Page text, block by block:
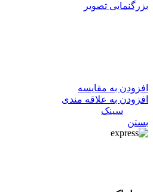
بزرگنمایی تصویر
افزودن به مقایسه
افزودن به علاقه مندی
سینک
بستن